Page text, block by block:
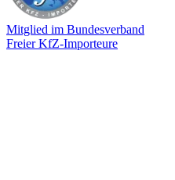
Mitglied im Bundesverband
Freier KfZ-Importeure